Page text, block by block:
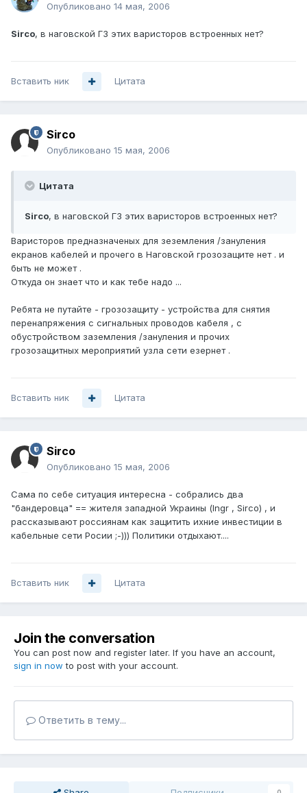
Опубликовано 14 мая, 2006
Sirco, в наговской ГЗ этих варисторов встроенных нет?
Вставить ник Цитата
Sirco
Опубликовано 15 мая, 2006
Цитата
Sirco, в наговской ГЗ этих варисторов встроенных нет?
Варисторов предназначеных для зеземления /зануления
екранов кабелей и прочего в Наговской грозозащите нет . и
быть не может .
Откуда он знает что и как тебе надо ...
Ребята не путайте - грозозащиту - устройства для снятия
перенапряжения с сигнальных проводов кабеля , с
обустройством заземления /зануления и прочих
грозозащитных мероприятий узла сети езернет .
Вставить ник Цитата
Sirco
Опубликовано 15 мая, 2006
Сама по себе ситуация интересна - собрались два
"бандеровца" == жителя западной Украины (Ingr , Sirco) , и
рассказывают россиянам как защитить ихние инвестиции в
кабельные сети Росии ;-))) Политики отдыхают....
Вставить ник Цитата
Join the conversation
You can post now and register later. If you have an account,
sign in now to post with your account.
Ответить в тему...